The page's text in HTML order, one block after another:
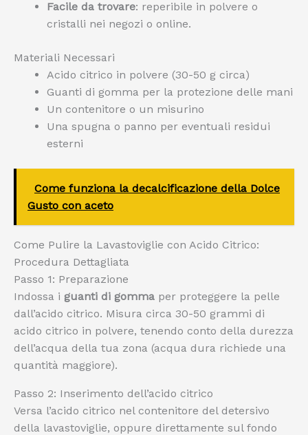
Facile da trovare: reperibile in polvere o
cristalli nei negozi o online.
Materiali Necessari
Acido citrico in polvere (30-50 g circa)
Guanti di gomma per la protezione delle mani
Un contenitore o un misurino
Una spugna o panno per eventuali residui
esterni
Come funziona la decalcificazione della Dolce
Gusto con aceto
Come Pulire la Lavastoviglie con Acido Citrico:
Procedura Dettagliata
Passo 1: Preparazione
Indossa i guanti di gomma per proteggere la pelle
dall’acido citrico. Misura circa 30-50 grammi di
acido citrico in polvere, tenendo conto della durezza
dell’acqua della tua zona (acqua dura richiede una
quantità maggiore).
Passo 2: Inserimento dell’acido citrico
Versa l’acido citrico nel contenitore del detersivo
della lavastoviglie, oppure direttamente sul fondo